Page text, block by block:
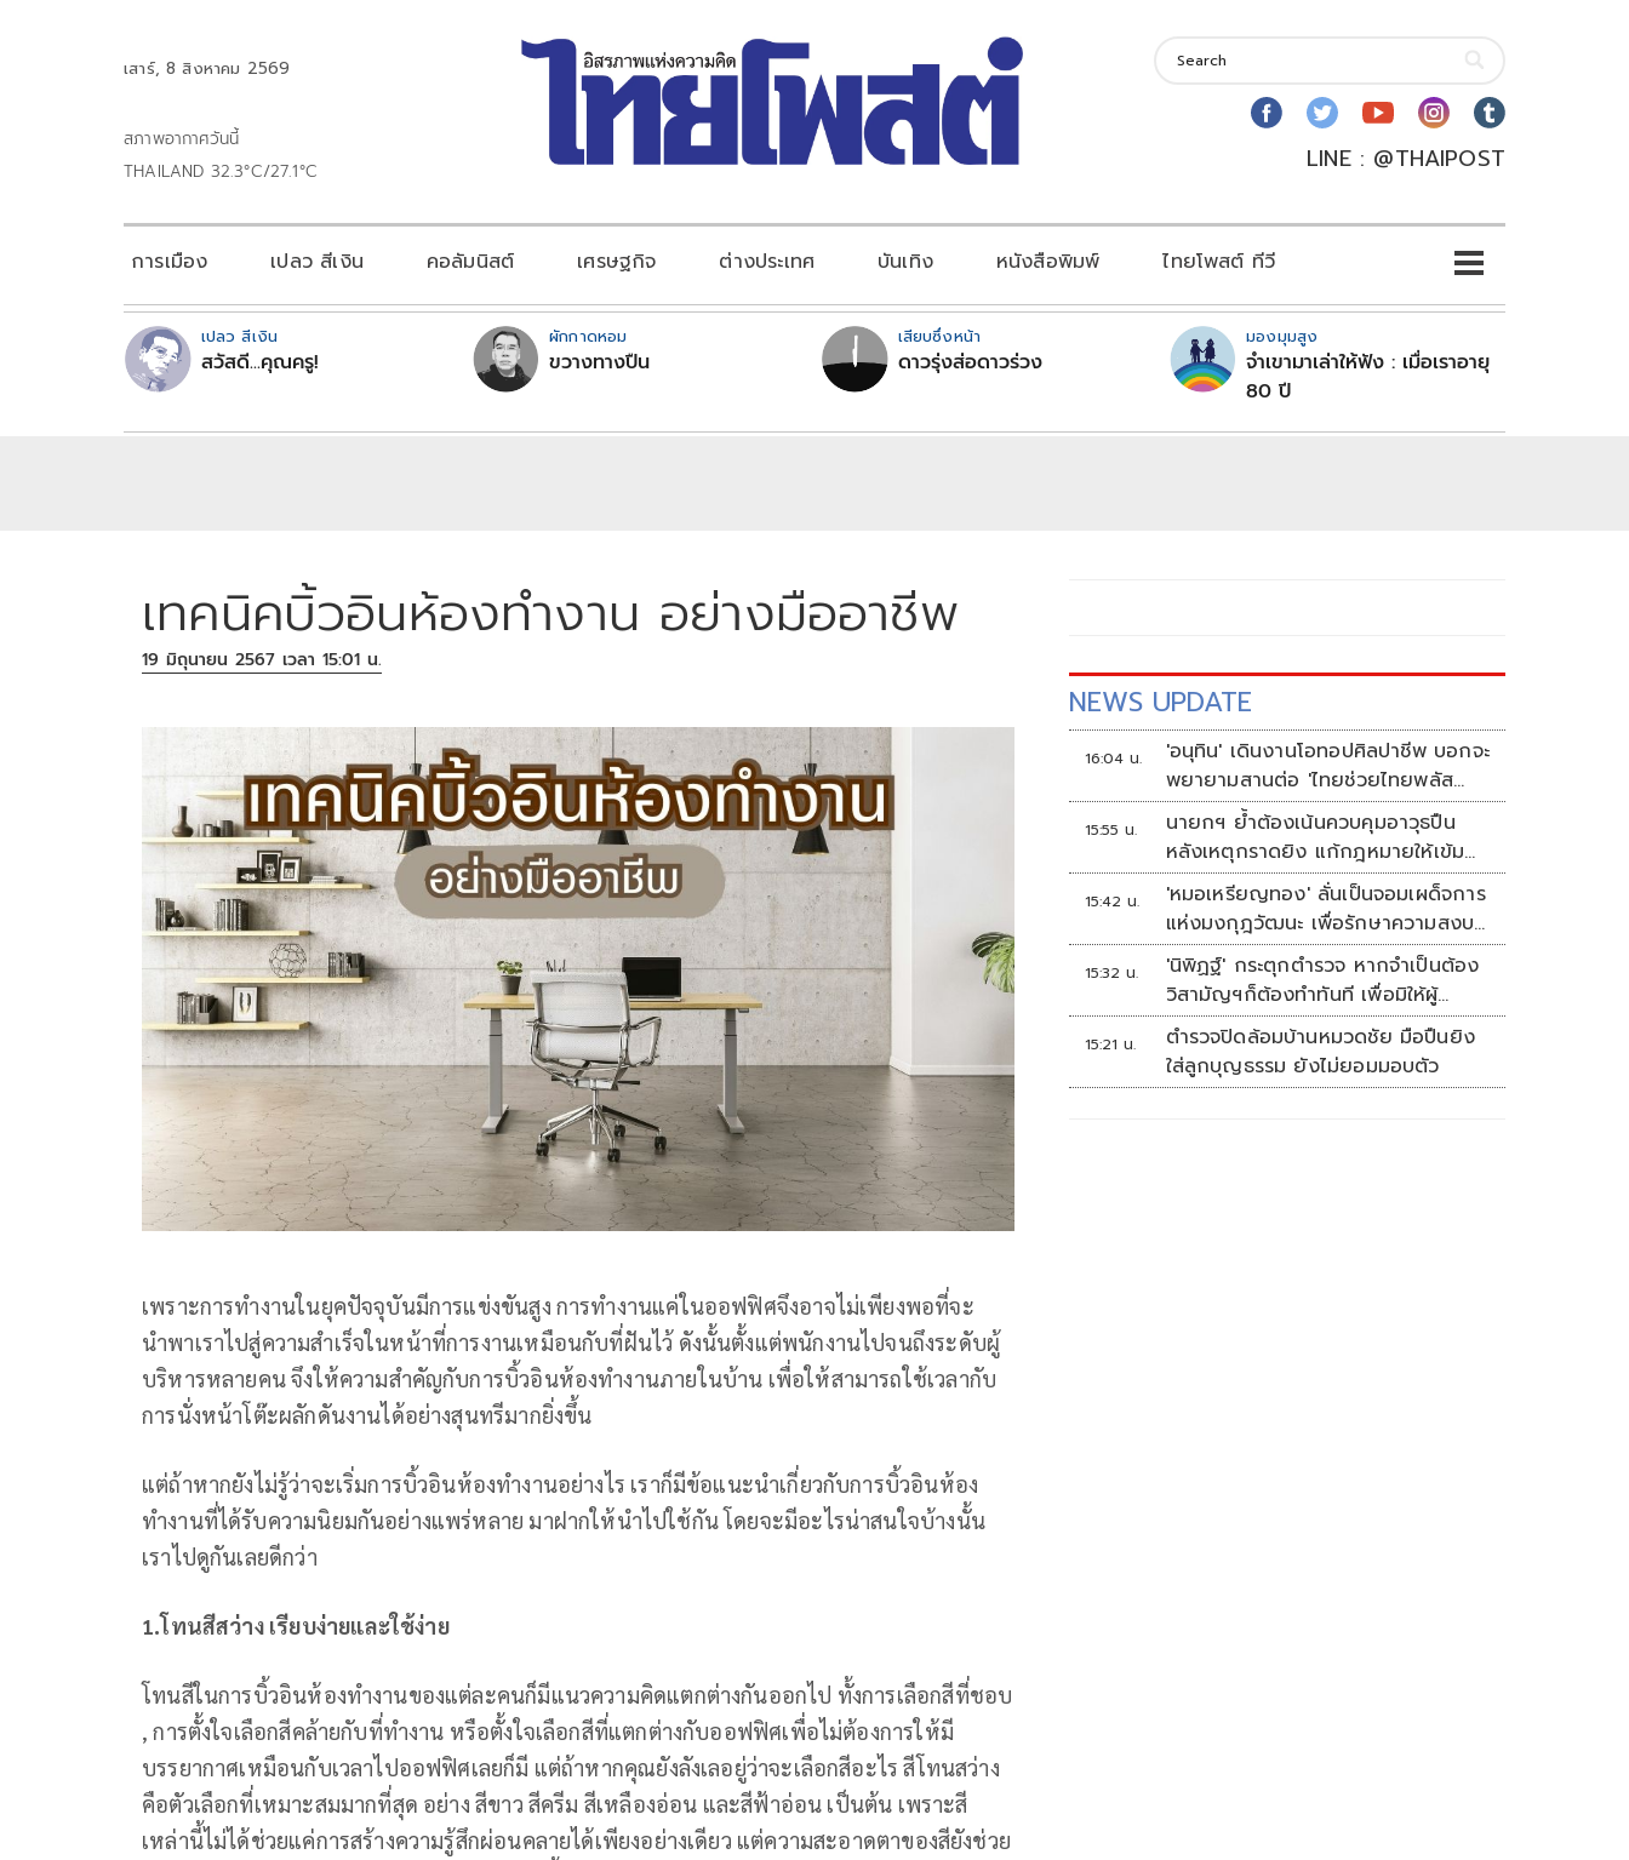
เสาร์, 8 สิงหาคม 2569
สภาพอากาศวันนี้
THAILAND 32.3°C/27.1°C
LINE : @THAIPOST
การเมือง เปลว สีเงิน คอลัมนิสต์ เศรษฐกิจ ต่างประเทศ บันเทิง หนังสือพิมพ์ ไทยโพสต์ ทีวี
เปลว สีเงิน
สวัสดี...คุณครู!
ผักกาดหอม
ขวางทางปืน
เสียบซึ่งหน้า
ดาวรุ่งส่อดาวร่วง
มองมุมสูง
จำเขามาเล่าให้ฟัง : เมื่อเราอายุ
80 ปี
เทคนิคบิ้วอินห้องทำงาน อย่างมืออาชีพ
19 มิถุนายน 2567 เวลา 15:01 น.
เพราะการทำงานในยุคปัจจุบันมีการแข่งขันสูง การทำงานแค่ในออฟฟิศจึงอาจไม่เพียงพอที่จะ
นำพาเราไปสู่ความสำเร็จในหน้าที่การงานเหมือนกับที่ฝันไว้ ดังนั้นตั้งแต่พนักงานไปจนถึงระดับผู้
บริหารหลายคน จึงให้ความสำคัญกับการบิ้วอินห้องทำงานภายในบ้าน เพื่อให้สามารถใช้เวลากับ
การนั่งหน้าโต๊ะผลักดันงานได้อย่างสุนทรีมากยิ่งขึ้น
แต่ถ้าหากยังไม่รู้ว่าจะเริ่มการบิ้วอินห้องทำงานอย่างไร เราก็มีข้อแนะนำเกี่ยวกับการบิ้วอินห้อง
ทำงานที่ได้รับความนิยมกันอย่างแพร่หลาย มาฝากให้นำไปใช้กัน โดยจะมีอะไรน่าสนใจบ้างนั้น
เราไปดูกันเลยดีกว่า
1.โทนสีสว่าง เรียบง่ายและใช้ง่าย
โทนสีในการบิ้วอินห้องทำงานของแต่ละคนก็มีแนวความคิดแตกต่างกันออกไป ทั้งการเลือกสีที่ชอบ
, การตั้งใจเลือกสีคล้ายกับที่ทำงาน หรือตั้งใจเลือกสีที่แตกต่างกับออฟฟิศเพื่อไม่ต้องการให้มี
บรรยากาศเหมือนกับเวลาไปออฟฟิศเลยก็มี แต่ถ้าหากคุณยังลังเลอยู่ว่าจะเลือกสีอะไร สีโทนสว่าง
คือตัวเลือกที่เหมาะสมมากที่สุด อย่าง สีขาว สีครีม สีเหลืองอ่อน และสีฟ้าอ่อน เป็นต้น เพราะสี
เหล่านี้ไม่ได้ช่วยแค่การสร้างความรู้สึกผ่อนคลายได้เพียงอย่างเดียว แต่ความสะอาดตาของสียังช่วย
NEWS UPDATE
16:04 น.
'อนุทิน' เดินงานโอทอปศิลปาชีพ บอกจะ
พยายามสานต่อ 'ไทยช่วยไทยพลัส
เฟส 2'
15:55 น.
นายกฯ ย้ำต้องเน้นควบคุมอาวุธปืน
หลังเหตุกราดยิง แก้กฎหมายให้เข้ม
งวด ตั้งด่านตรวจเพิ่ม
15:42 น.
'หมอเหรียญทอง' ลั่นเป็นจอมเผด็จการ
แห่งมงกุฎวัฒนะ เพื่อรักษาความสงบ
ปลอดภัยภายในรพ.
15:32 น.
'นิพิฏฐ์' กระตุกตำรวจ หากจำเป็นต้อง
วิสามัญฯก็ต้องทำทันที เพื่อมิให้ผู้
บริสุทธิ์เสียชีวิตเพิ่ม
15:21 น.
ตำรวจปิดล้อมบ้านหมวดชัย มือปืนยิง
ใส่ลูกบุญธรรม ยังไม่ยอมมอบตัว